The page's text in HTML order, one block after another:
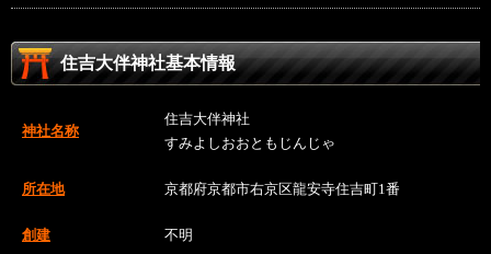
住吉大伴神社基本情報
神社名称
住吉大伴神社
すみよしおおともじんじゃ
所在地 京都府京都市右京区龍安寺住吉町1番
創建 不明